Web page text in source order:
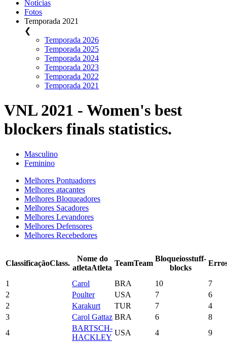
Notícias
Fotos
Temporada 2021
❮
Temporada 2026
Temporada 2025
Temporada 2024
Temporada 2023
Temporada 2022
Temporada 2021
VNL 2021 - Women's best
blockers finals statistics.
Masculino
Feminino
Melhores Pontuadores
Melhores atacantes
Melhores Bloqueadores
Melhores Sacadores
Melhores Levandores
Melhores Defensores
Melhores Recebedores
ClassificaçãoClass.
Nome do
atletaAtleta
TeamTeam
Bloqueiosstuff-
blocks
1 Carol BRA 10
7
2
Poulter USA 7
6
2
Karakurt TUR 7
4
3
Carol Gattaz BRA 6
8
4
BARTSCH-
HACKLEY
USA 4
9